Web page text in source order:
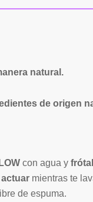
natural.
de origen
con agua y
mientras te
de espuma.